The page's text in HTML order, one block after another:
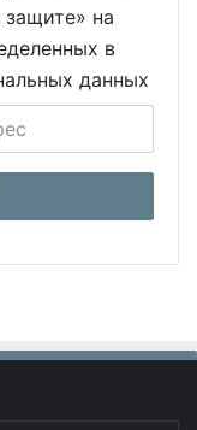
на
в
данных